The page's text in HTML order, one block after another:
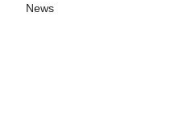
News